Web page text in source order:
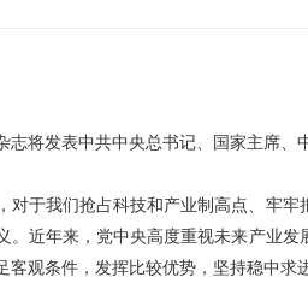
志将发表中共中央总书记、国家主席
对于我们抢占科技和产业制高点、牢
。近年来，党中央高度重视未来产业
观条件，发挥比较优势，坚持稳中求